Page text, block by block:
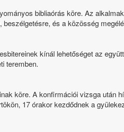
bibliaórás köre. Az
és a közösség
kínál lehetőséget az
teremben.
köre. A konfirmációi vizsga után
17 órakor kezdődnek a